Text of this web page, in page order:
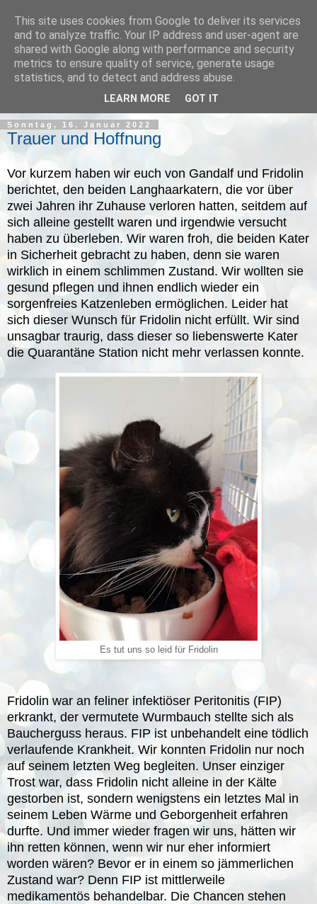
Sonntag, 16. Januar 2022
Trauer und Hoffnung
Vor kurzem haben wir euch von Gandalf und Fridolin
berichtet, den beiden Langhaarkatern, die vor über
zwei Jahren ihr Zuhause verloren hatten, seitdem auf
sich alleine gestellt waren und irgendwie versucht
haben zu überleben. Wir waren froh, die beiden Kater
in Sicherheit gebracht zu haben, denn sie waren
wirklich in einem schlimmen Zustand. Wir wollten sie
gesund pflegen und ihnen endlich wieder ein
sorgenfreies Katzenleben ermöglichen. Leider hat
sich dieser Wunsch für Fridolin nicht erfüllt. Wir sind
unsagbar traurig, dass dieser so liebenswerte Kater
die Quarantäne Station nicht mehr verlassen konnte.
Es tut uns so leid für Fridolin
Fridolin war an feliner infektiöser Peritonitis (FIP)
erkrankt, der vermutete Wurmbauch stellte sich als
Baucherguss heraus. FIP ist unbehandelt eine tödlich
verlaufende Krankheit. Wir konnten Fridolin nur noch
auf seinem letzten Weg begleiten. Unser einziger
Trost war, dass Fridolin nicht alleine in der Kälte
gestorben ist, sondern wenigstens ein letztes Mal in
seinem Leben Wärme und Geborgenheit erfahren
durfte. Und immer wieder fragen wir uns, hätten wir
ihn retten können, wenn wir nur eher informiert
worden wären? Bevor er in einem so jämmerlichen
Zustand war? Denn FIP ist mittlerweile
medikamentös behandelbar. Die Chancen stehen
This site uses cookies from Google to deliver its services
and to analyze traffic. Your IP address and user-agent are
shared with Google along with performance and security
metrics to ensure quality of service, generate usage
statistics, and to detect and address abuse.
LEARN MORE GOT IT